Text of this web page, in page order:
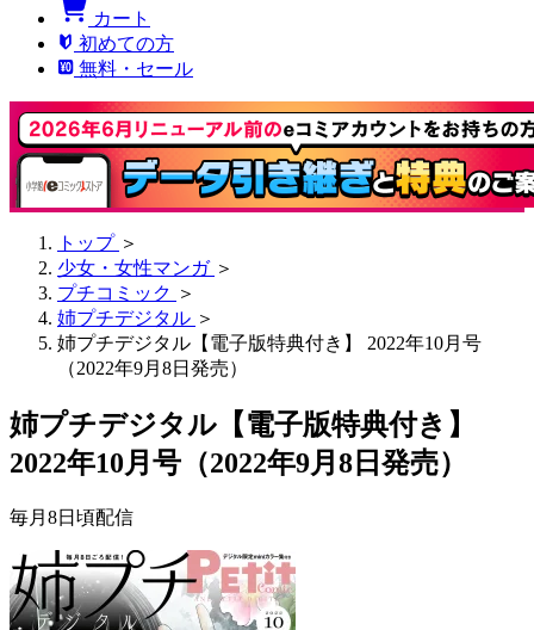
カート
初めての方
無料・セール
トップ ＞
少女・女性マンガ ＞
プチコミック ＞
姉プチデジタル ＞
姉プチデジタル【電子版特典付き】 2022年10月号
（2022年9月8日発売）
姉プチデジタル【電子版特典付き】
2022年10月号（2022年9月8日発売）
毎月8日頃配信